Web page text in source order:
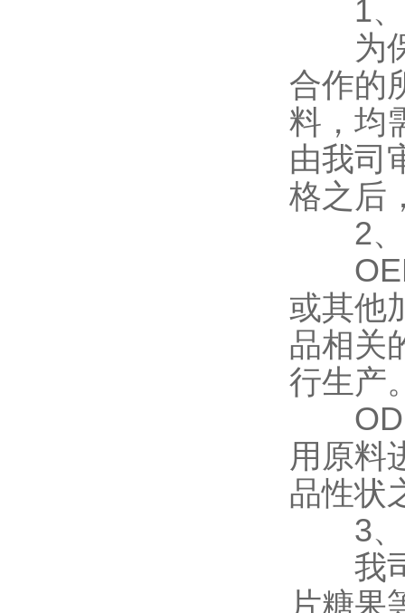
1、
为保
合作的
料，均
由我司
格之后
2、
OEM
或其他
品相关
行生产
ODM
用原料
品性状
3、
我司
片糖果